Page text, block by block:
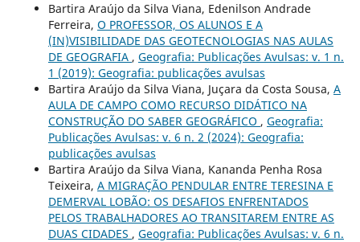
Bartira Araújo da Silva Viana, Edenilson Andrade
Ferreira, O PROFESSOR, OS ALUNOS E A
(IN)VISIBILIDADE DAS GEOTECNOLOGIAS NAS AULAS
DE GEOGRAFIA , Geografia: Publicações Avulsas: v. 1 n.
1 (2019): Geografia: publicações avulsas
Bartira Araújo da Silva Viana, Juçara da Costa Sousa, A
AULA DE CAMPO COMO RECURSO DIDÁTICO NA
CONSTRUÇÃO DO SABER GEOGRÁFICO , Geografia:
Publicações Avulsas: v. 6 n. 2 (2024): Geografia:
publicações avulsas
Bartira Araújo da Silva Viana, Kananda Penha Rosa
Teixeira, A MIGRAÇÃO PENDULAR ENTRE TERESINA E
DEMERVAL LOBÃO: OS DESAFIOS ENFRENTADOS
PELOS TRABALHADORES AO TRANSITAREM ENTRE AS
DUAS CIDADES , Geografia: Publicações Avulsas: v. 6 n.